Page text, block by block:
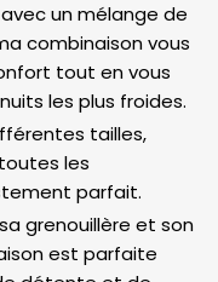
un mélange de
combinaison vous
tout en vous
les plus froides.
tailles,
les
parfait.
grenouillère et son
est parfaite